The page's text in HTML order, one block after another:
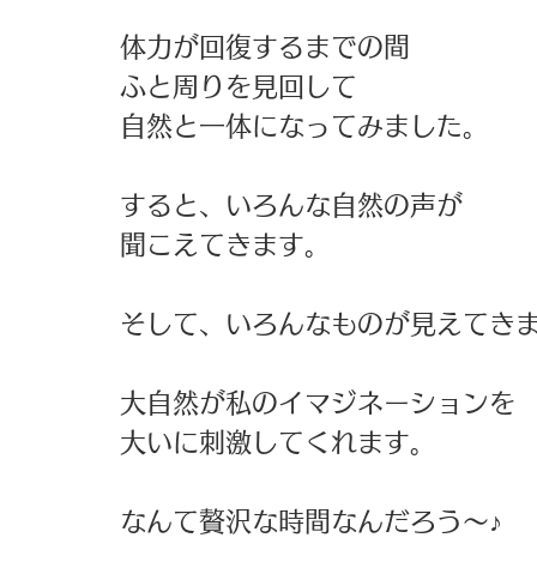
体力が回復するまでの間
ふと周りを見回して
自然と一体になってみました。
すると、いろんな自然の声が
聞こえてきます。
そして、いろんなものが見えてき
大自然が私のイマジネーションを
大いに刺激してくれます。
なんて贅沢な時間なんだろう〜♪